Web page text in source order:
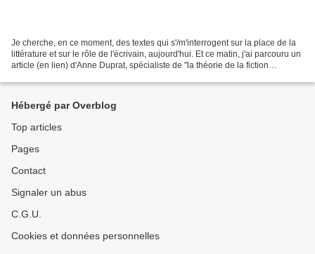
Je cherche, en ce moment, des textes qui s'/m'interrogent sur la place de la
littérature et sur le rôle de l'écrivain, aujourd'hui. Et ce matin, j'ai parcouru un
article (en lien) d'Anne Duprat, spécialiste de ''la théorie de la fiction
Hébergé par Overblog
Top articles
Pages
Contact
Signaler un abus
C.G.U.
Cookies et données personnelles